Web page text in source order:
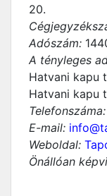
20.
Adószám:
A tényleges
Hatvani kapu
Hatvani kapu
Telefonszáma:
E-mail:
Weboldal:
Önállóan